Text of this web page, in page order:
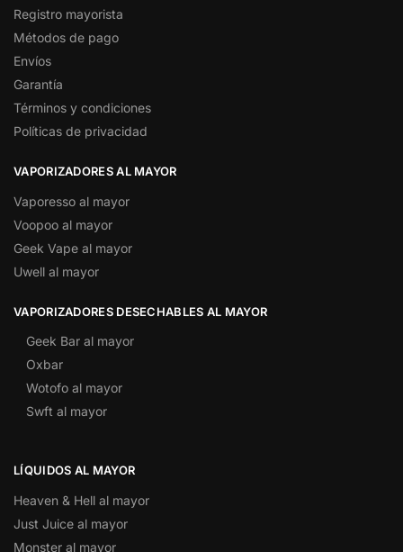
Registro mayorista
Métodos de pago
Envíos
Garantía
Términos y condiciones
Políticas de privacidad
VAPORIZADORES AL MAYOR
Vaporesso al mayor
Voopoo al mayor
Geek Vape al mayor
Uwell al mayor
VAPORIZADORES DESECHABLES AL MAYOR
Geek Bar al mayor
Oxbar
Wotofo al mayor
Swft al mayor
LÍQUIDOS AL MAYOR
Heaven & Hell al mayor
Just Juice al mayor
Monster al mayor